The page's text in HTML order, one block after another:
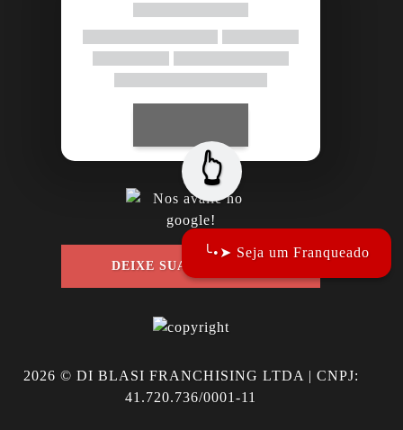
👆
╰•➤ Seja um Franqueado
DEIXE SUA AVALIAÇÃO
2026 © DI BLASI FRANCHISING LTDA | CNPJ:
41.720.736/0001-11